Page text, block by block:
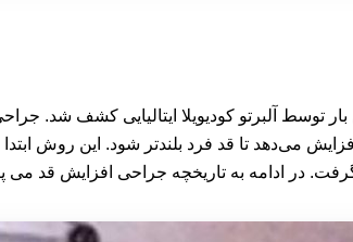
باز میگردد. این تکنیک اولین بار توسط آلبرتو
می‌دهد تا قد فرد بلندتر شود. این روش
در ادامه به تاریخچه جراحی افزایش قد می